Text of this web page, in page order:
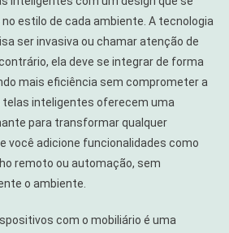
estilo de cada ambiente. A tecnologia
ser invasiva ou chamar atenção de
ela deve se integrar de forma
mais eficiência sem comprometer a
inteligentes oferecem uma
para transformar qualquer
você adicione funcionalidades como
remoto ou automação, sem
o ambiente.
com o mobiliário é uma